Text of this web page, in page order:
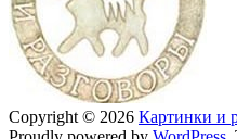
Copyright © 2026 Картинки и